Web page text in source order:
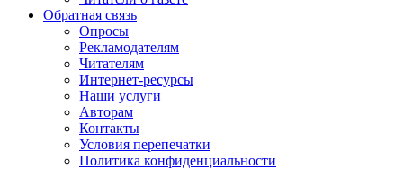
Обратная связь
Опросы
Рекламодателям
Читателям
Интернет-ресурсы
Наши услуги
Авторам
Контакты
Условия перепечатки
Политика конфиденциальности